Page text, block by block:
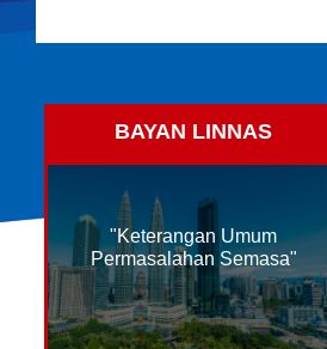
BAYAN LINNAS
"Keterangan Umum
Permasalahan Semasa"